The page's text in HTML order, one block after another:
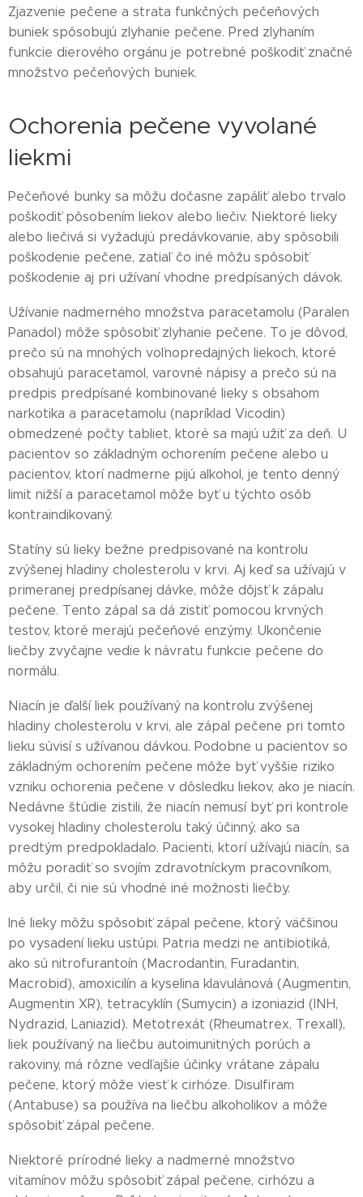
Zjazvenie pečene a strata funkčných pečeňových
buniek spôsobujú zlyhanie pečene. Pred zlyhaním
funkcie dierového orgánu je potrebné poškodiť značné
množstvo pečeňových buniek.
Ochorenia pečene vyvolané
liekmi
Pečeňové bunky sa môžu dočasne zapáliť alebo trvalo
poškodiť pôsobením liekov alebo liečiv. Niektoré lieky
alebo liečivá si vyžadujú predávkovanie, aby spôsobili
poškodenie pečene, zatiaľ čo iné môžu spôsobiť
poškodenie aj pri užívaní vhodne predpísaných dávok.
Užívanie nadmerného množstva paracetamolu (Paralen
Panadol) môže spôsobiť zlyhanie pečene. To je dôvod,
prečo sú na mnohých voľnopredajných liekoch, ktoré
obsahujú paracetamol, varovné nápisy a prečo sú na
predpis predpísané kombinované lieky s obsahom
narkotika a paracetamolu (napríklad Vicodin)
obmedzené počty tabliet, ktoré sa majú užiť za deň. U
pacientov so základným ochorením pečene alebo u
pacientov, ktorí nadmerne pijú alkohol, je tento denný
limit nižší a paracetamol môže byť u týchto osôb
kontraindikovaný.
Statíny sú lieky bežne predpisované na kontrolu
zvýšenej hladiny cholesterolu v krvi. Aj keď sa užívajú v
primeranej predpísanej dávke, môže dôjsť k zápalu
pečene. Tento zápal sa dá zistiť pomocou krvných
testov, ktoré merajú pečeňové enzýmy. Ukončenie
liečby zvyčajne vedie k návratu funkcie pečene do
normálu.
Niacín je ďalší liek používaný na kontrolu zvýšenej
hladiny cholesterolu v krvi, ale zápal pečene pri tomto
lieku súvisí s užívanou dávkou. Podobne u pacientov so
základným ochorením pečene môže byť vyššie riziko
vzniku ochorenia pečene v dôsledku liekov, ako je niacín.
Nedávne štúdie zistili, že niacín nemusí byť pri kontrole
vysokej hladiny cholesterolu taký účinný, ako sa
predtým predpokladalo. Pacienti, ktorí užívajú niacín, sa
môžu poradiť so svojím zdravotníckym pracovníkom,
aby určil, či nie sú vhodné iné možnosti liečby.
Iné lieky môžu spôsobiť zápal pečene, ktorý väčšinou
po vysadení lieku ustúpi. Patria medzi ne antibiotiká,
ako sú nitrofurantoín (Macrodantin, Furadantin,
Macrobid), amoxicilín a kyselina klavulánová (Augmentin,
Augmentin XR), tetracyklín (Sumycin) a izoniazid (INH,
Nydrazid, Laniazid). Metotrexát (Rheumatrex, Trexall),
liek používaný na liečbu autoimunitných porúch a
rakoviny, má rôzne vedľajšie účinky vrátane zápalu
pečene, ktorý môže viesť k cirhóze. Disulfiram
(Antabuse) sa používa na liečbu alkoholikov a môže
spôsobiť zápal pečene.
Niektoré prírodné lieky a nadmerné množstvo
vitamínov môžu spôsobiť zápal pečene, cirhózu a